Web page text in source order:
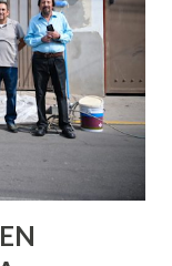
Si eres una
tal vez
esperar para
con
ambas partes